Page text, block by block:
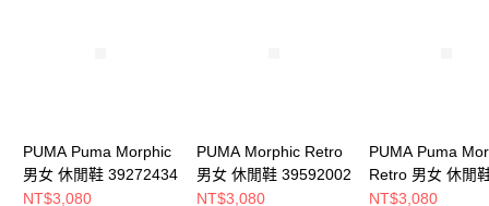
PUMA Puma Morphic
男女 休閒鞋 39272434
NT$3,080
PUMA Morphic Retro
男女 休閒鞋 39592002
NT$3,080
PUMA Puma
Retro 男女 休閒
39592004
NT$3,080